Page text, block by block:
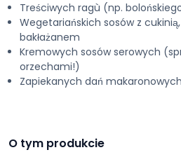
Treściwych ragù (np.
Wegetariańskich sosów z
bakłażanem
Kremowych sosów serowych
orzechami!)
Zapiekanych dań
O tym produkcie